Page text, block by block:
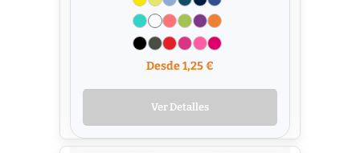
Desde 1,25 €
Ver Detalles